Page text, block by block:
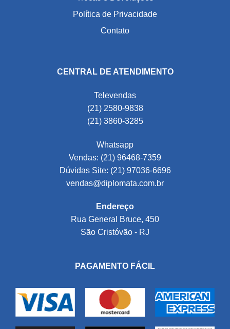
Política de Privacidade
Contato
CENTRAL DE ATENDIMENTO
Televendas
(21) 2580-9838
(21) 3860-3285
Whatsapp
Vendas: (21) 96468-7359
Dúvidas Site: (21) 97036-6696
vendas@diplomata.com.br
Endereço
Rua General Bruce, 450
São Cristóvão - RJ
PAGAMENTO FÁCIL